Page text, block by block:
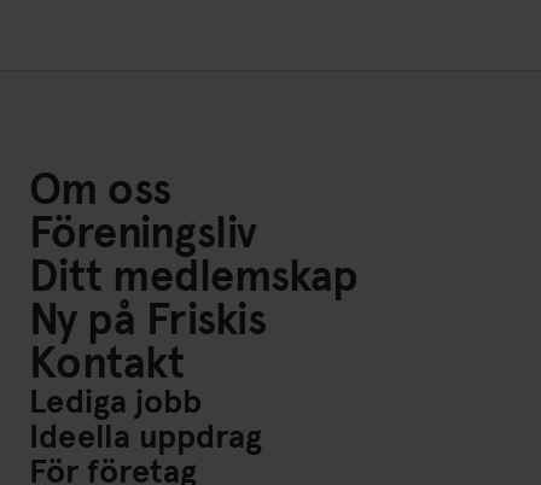
Om oss
Föreningsliv
Ditt medlemskap
Ny på Friskis
Kontakt
Lediga jobb
Ideella uppdrag
För företag